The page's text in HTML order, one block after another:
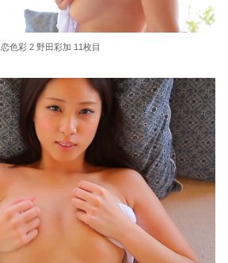
恋色彩 2 野田彩加 11枚目